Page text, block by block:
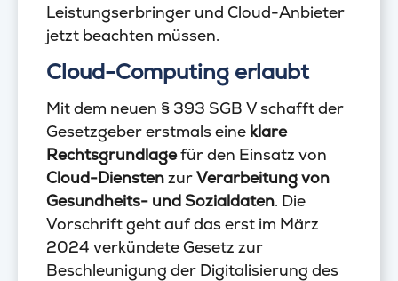
Leistungserbringer und Cloud-Anbieter
jetzt beachten müssen.
Cloud-Computing erlaubt
Mit dem neuen § 393 SGB V schafft der
Gesetzgeber erstmals eine klare
Rechtsgrundlagefür den Einsatz von
Cloud-DienstenzurVerarbeitung von
Gesundheits- und Sozialdaten. Die
Vorschrift geht auf das erst im März
2024 verkündete Gesetz zur
Beschleunigung der Digitalisierung des